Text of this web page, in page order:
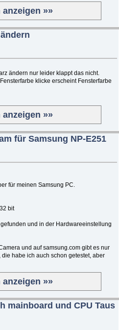
»»
ändern nur leider klappt das nicht.
klicke erscheint Fensterfarbe
»»
für Samsung NP-E251
für meinen Samsung PC.
bit
und in der Hardwareeinstellung
und auf samsung.com gibt es nur
habe ich auch schon getestet, aber
»»
mainboard und CPU Taus